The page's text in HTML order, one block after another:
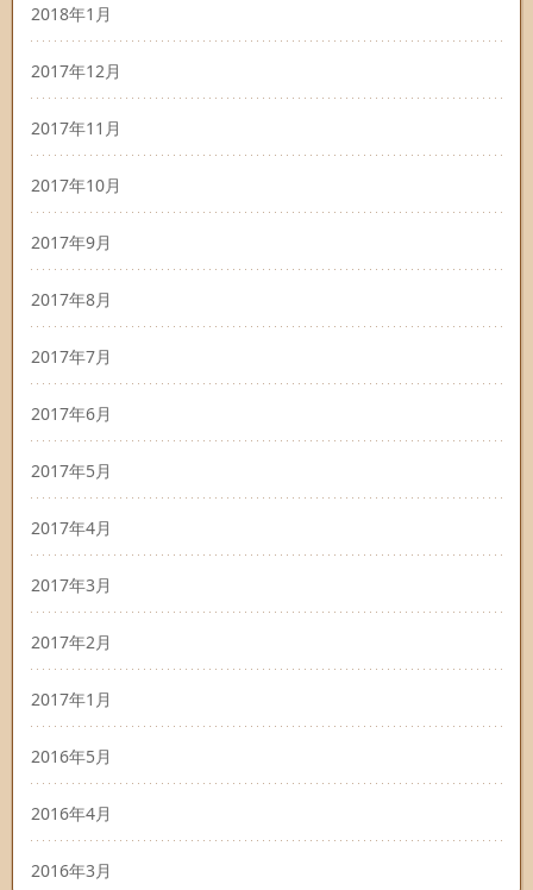
2018年1月
2017年12月
2017年11月
2017年10月
2017年9月
2017年8月
2017年7月
2017年6月
2017年5月
2017年4月
2017年3月
2017年2月
2017年1月
2016年5月
2016年4月
2016年3月